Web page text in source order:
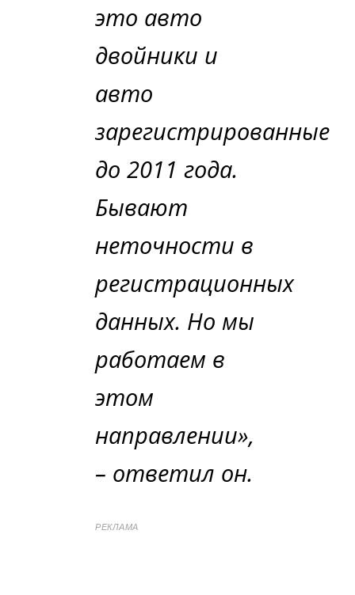
это авто
двойники и
авто
зарегистрированные
до 2011 года.
Бывают
неточности в
регистрационных
данных. Но мы
работаем в
этом
направлении»,
– ответил он.
РЕКЛАМА